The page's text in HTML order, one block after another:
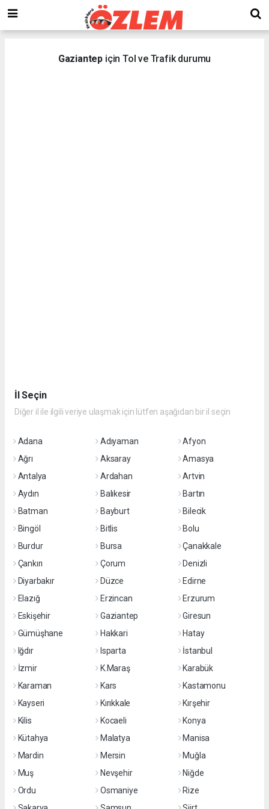
Gaziantep için Tol ve Trafik durumu
İl Seçin
Diğer il ile ilgili veriye ulaşmak için lütfen aşağıdan bir il seçin
Adana Adıyaman
Afyon
Ağrı
Aksaray
Amasya
Antalya
Ardahan
Artvin
Aydın
Balıkesir
Bartın
Batman
Bayburt
Bilecik
Bingöl
Bitlis
Bolu
Burdur
Bursa
Çanakkale
Çankırı
Çorum
Denizli
Diyarbakır
Düzce
Edirne
Elazığ
Erzincan
Erzurum
Eskişehir
Gaziantep
Giresun
Gümüşhane
Hakkari
Hatay
Iğdır
Isparta
İstanbul
İzmir
K.Maraş
Karabük
Karaman
Kars
Kastamonu
Kayseri
Kırıkkale
Kırşehir
Kilis
Kocaeli
Konya
Kütahya
Malatya
Manisa
Mardin
Mersin
Muğla
Muş
Nevşehir
Niğde
Ordu
Osmaniye
Rize